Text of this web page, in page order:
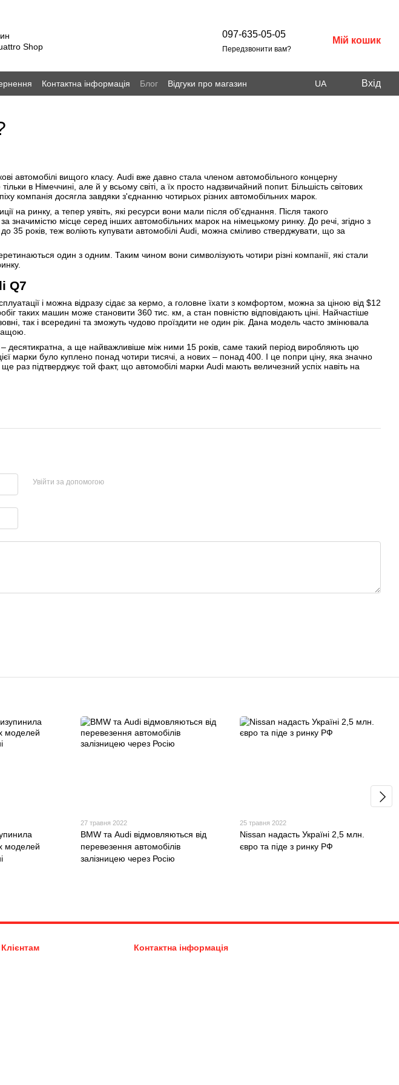
097-635-05-05
Передзвонити вам?
Мій кошик
Контактна інформація Блог Відгуки про магазин UA Вхід
автомобілі вищого класу. Audi вже давно стала членом автомобільного концерну
в Німеччині, але й у всьому світі, а їх просто надзвичайний попит. Більшість світових
компанія досягла завдяки з'єднанню чотирьох різних автомобільних марок.
на ринку, а тепер уявіть, які ресурси вони мали після об'єднання. Після такого
значимістю місце серед інших автомобільних марок на німецькому ринку. До речі, згідно з
35 років, теж воліють купувати автомобілі Audi, можна сміливо стверджувати, що за
один з одним. Таким чином вони символізують чотири різні компанії, які стали
Q7
і можна відразу сідає за кермо, а головне їхати з комфортом, можна за ціною від $12
таких машин може становити 360 тис. км, а стан повністю відповідають ціні. Найчастіше
так і всередині та зможуть чудово проїздити не один рік. Дана модель часто змінювала
десятикратна, а ще найважливіше між ними 15 років, саме такий період виробляють цю
марки було куплено понад чотири тисячі, а нових – понад 400. І це попри ціну, яка значно
раз підтверджує той факт, що автомобілі марки Audi мають величезний успіх навіть на
Увійти за допомогою
моделей
27 травня 2022
BMW та Audi відмовляються від
перевезення автомобілів
залізницею через Росію
25 травня 2022
Nissan надасть Україні 2,5 млн.
євро та піде з ринку РФ
Клієнтам Контактна інформація